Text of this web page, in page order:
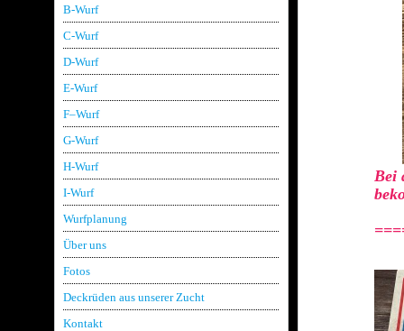
B-Wurf
C-Wurf
D-Wurf
E-Wurf
F–Wurf
G-Wurf
H-Wurf
I-Wurf
Wurfplanung
Über uns
Fotos
Deckrüden aus unserer Zucht
Kontakt
Bei